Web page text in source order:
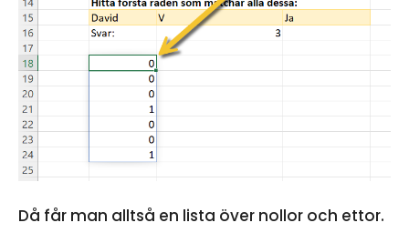
Då får man alltså en lista över nollor och ettor.